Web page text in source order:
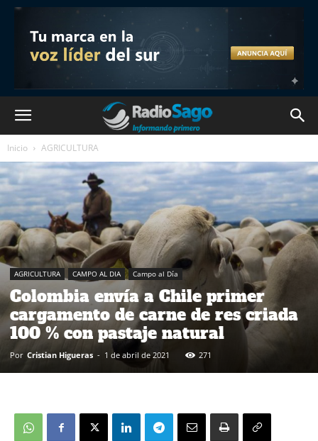
Inicio AGRICULTURA
AGRICULTURA CAMPO AL DIA Campo al Día
Colombia envía a Chile primer
cargamento de carne de res criada
100 % con pastaje natural
Por Cristian Higueras - 1 de abril de 2021 271